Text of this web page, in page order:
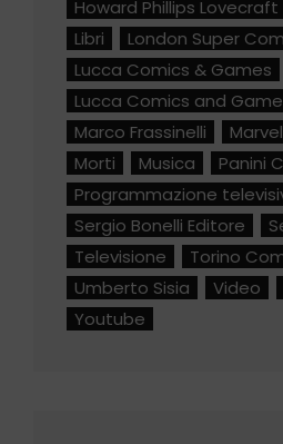
Howard Phillips Lovecraft
Libri
London Super
Lucca Comics & Games
Lucca Comics and
Marco Frassinelli
Marvel
Morti
Musica Panini
Programmazione
Sergio Bonelli Editore
Televisione
Torino
Umberto Sisia
Video
Youtube